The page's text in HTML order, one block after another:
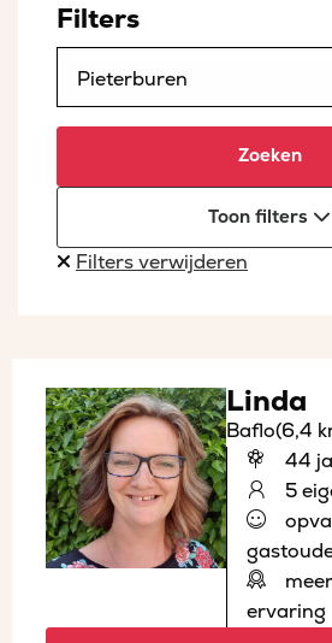
Filters
Zoeken
Toon filters
Filters verwijderen
Linda
Baflo(6,4
44
5
ervaring